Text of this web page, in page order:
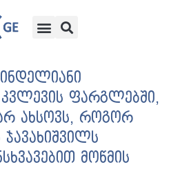
ფარგლებში,
ახსოვს, როგორ
ჯავახიშვილს
მოწმის